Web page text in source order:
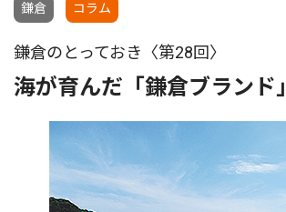
鎌倉 コラム
鎌倉のとっておき〈第28回〉
海が育んだ「鎌倉ブランド」